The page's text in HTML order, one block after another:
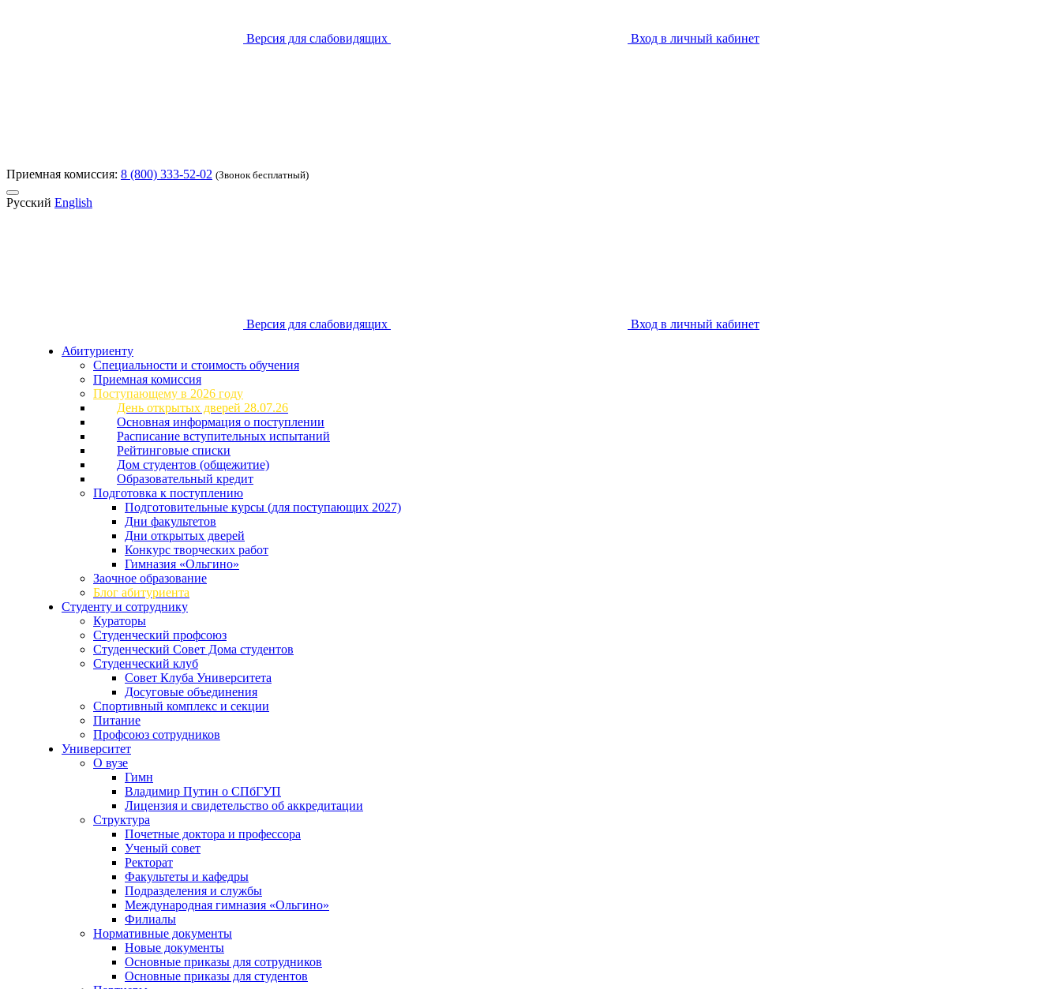
Версия для слабовидящих Вход в личный кабинет
Приемная комиссия: 8 (800) 333-52-02 (Звонок бесплатный)
Русский English
Версия для слабовидящих
Вход в личный кабинет
Абитуриенту
Специальности и стоимость обучения
Приемная комиссия
Поступающему в 2026 году
День открытых дверей 28.07.26
Основная информация о поступлении
Расписание вступительных испытаний
Рейтинговые списки
Дом студентов (общежитие)
Образовательный кредит
Подготовка к поступлению
Подготовительные курсы (для поступающих 2027)
Дни факультетов
Дни открытых дверей
Конкурс творческих работ
Гимназия «Ольгино»
Заочное образование
Блог абитуриента
Студенту и сотруднику
Кураторы
Студенческий профсоюз
Студенческий Совет Дома студентов
Студенческий клуб
Совет Клуба Университета
Досуговые объединения
Спортивный комплекс и секции
Питание
Профсоюз сотрудников
Университет
О вузе
Гимн
Владимир Путин о СПбГУП
Лицензия и свидетельство об аккредитации
Структура
Почетные доктора и профессора
Ученый совет
Ректорат
Факультеты и кафедры
Подразделения и службы
Международная гимназия «Ольгино»
Филиалы
Нормативные документы
Новые документы
Основные приказы для сотрудников
Основные приказы для студентов